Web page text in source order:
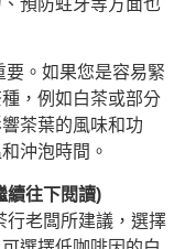
。如果您是容易緊
，例如白茶或部分
茶葉的風味和功
沖泡時間。
續往下閱讀)
行老闆所建議，選擇